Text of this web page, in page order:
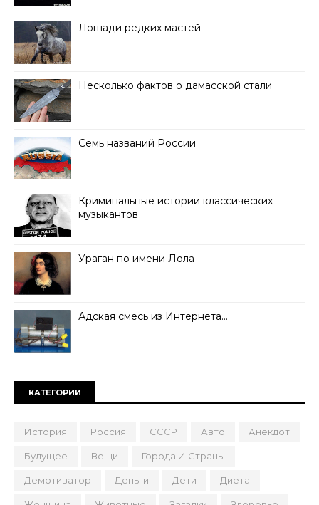
Лошади редких мастей
Несколько фактов о дамасской стали
Семь названий России
Криминальные истории классических
музыкантов
Ураган по имени Лола
Адская смесь из Интернета…
КАТЕГОРИИ
История Россия СССР Авто Анекдот
Будущее Вещи Города И Страны
Демотиватор Деньги Дети Диета